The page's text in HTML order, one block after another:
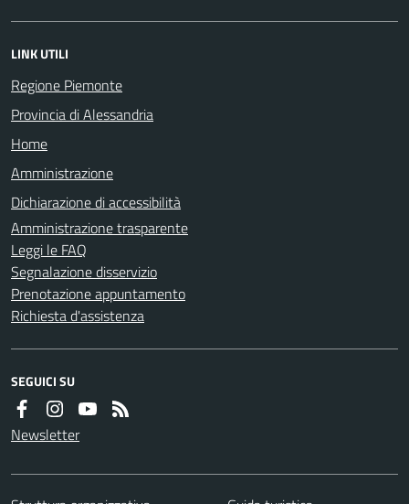
LINK UTILI
Regione Piemonte
Provincia di Alessandria
Home
Amministrazione
Dichiarazione di accessibilità
Amministrazione trasparente
Leggi le FAQ
Segnalazione disservizio
Prenotazione appuntamento
Richiesta d'assistenza
SEGUICI SU
Newsletter